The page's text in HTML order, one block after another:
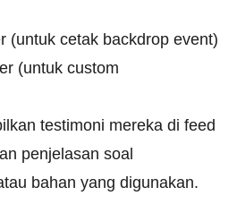
(untuk cetak backdrop event)
(untuk custom
testimoni mereka di feed
penjelasan soal
bahan yang digunakan.